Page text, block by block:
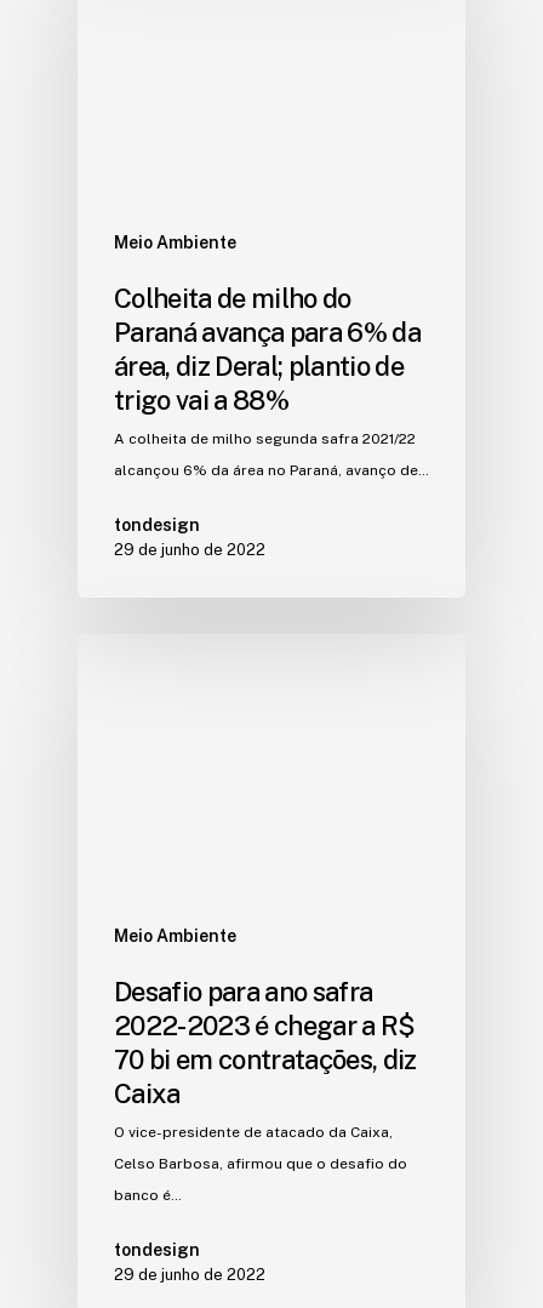
Meio Ambiente
Colheita de milho do
Paraná avança para 6% da
área, diz Deral; plantio de
trigo vai a 88%
A colheita de milho segunda safra 2021/22
alcançou 6% da área no Paraná, avanço de…
tondesign
29 de junho de 2022
Meio Ambiente
Desafio para ano safra
2022-2023 é chegar a R$
70 bi em contratações, diz
Caixa
O vice-presidente de atacado da Caixa,
Celso Barbosa, afirmou que o desafio do
banco é…
tondesign
29 de junho de 2022